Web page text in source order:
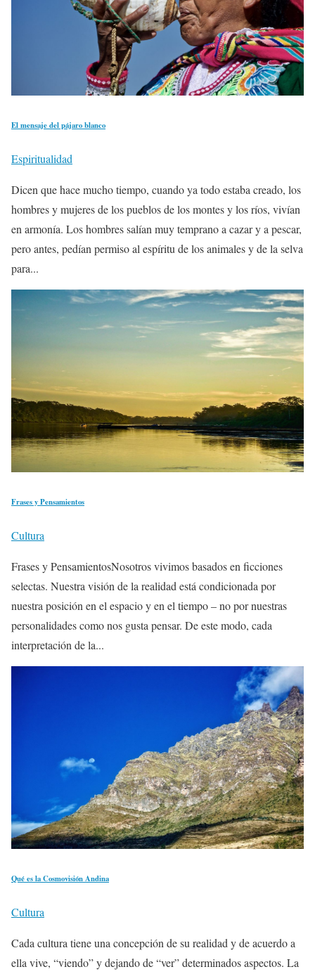
El mensaje del pájaro blanco
Espiritualidad
Dicen que hace mucho tiempo, cuando ya todo estaba creado, los
hombres y mujeres de los pueblos de los montes y los ríos, vivían
en armonía. Los hombres salían muy temprano a cazar y a pescar,
pero antes, pedían permiso al espíritu de los animales y de la selva
para...
Frases y Pensamientos
Cultura
Frases y PensamientosNosotros vivimos basados en ficciones
selectas. Nuestra visión de la realidad está condicionada por
nuestra posición en el espacio y en el tiempo – no por nuestras
personalidades como nos gusta pensar. De este modo, cada
interpretación de la...
Qué es la Cosmovisión Andina
Cultura
Cada cultura tiene una concepción de su realidad y de acuerdo a
ella vive, “viendo” y dejando de “ver” determinados aspectos. La